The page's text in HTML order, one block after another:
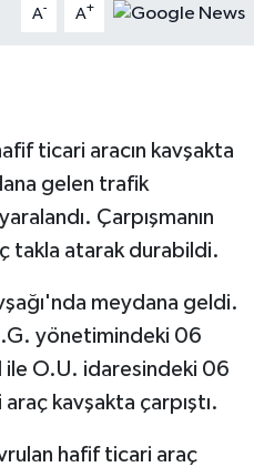
A- A+
ticari aracın kavşakta
gelen trafik
Çarpışmanın
takla atarak durabildi.
meydana geldi.
yönetimindeki 06
ile O.U. idaresindeki 06
kavşakta çarpıştı.
hafif ticari araç